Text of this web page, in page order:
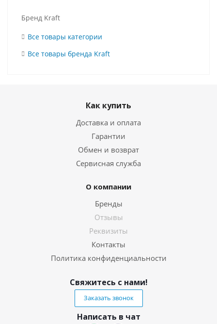
Бренд Kraft
Все товары категории
Все товары бренда Kraft
Как купить
Доставка и оплата
Гарантии
Обмен и возврат
Сервисная служба
О компании
Бренды
Отзывы
Реквизиты
Контакты
Политика конфиденциальности
Свяжитесь с нами!
Заказать звонок
Написать в чат